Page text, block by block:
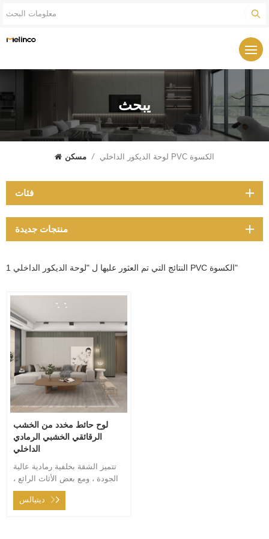
يبحث
مسكن / لوحة الديكور الداخلي PVC الكسوة
1 النتائج التي تم العثور عليها ل "لوحة الديكور الداخلي PVC الكسوة"
لوح حائط مخدد من الخشب
الرقائقي الخشبي الرمادي
الداخلي
تتميز الشقة بخلفية رمادية عالية
الجودة ، ومع بعض الأثاث الرائع ،
تمتلئ المساحة الداخلية بالضوء
والسحر الفاخر. يتخللها بعض
ديتيالس
فئات
منتجات جديدة